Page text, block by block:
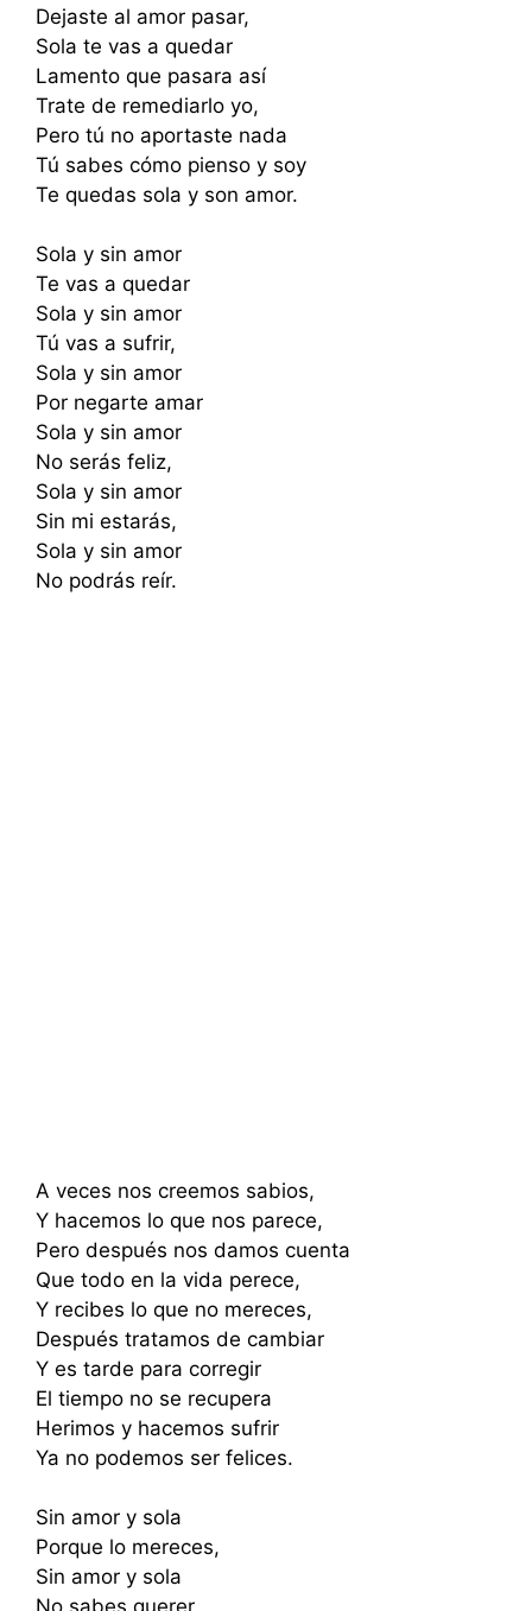
Dejaste al amor pasar,
Sola te vas a quedar
Lamento que pasara así
Trate de remediarlo yo,
Pero tú no aportaste nada
Tú sabes cómo pienso y soy
Te quedas sola y son amor.
Sola y sin amor
Te vas a quedar
Sola y sin amor
Tú vas a sufrir,
Sola y sin amor
Por negarte amar
Sola y sin amor
No serás feliz,
Sola y sin amor
Sin mi estarás,
Sola y sin amor
No podrás reír.
A veces nos creemos sabios,
Y hacemos lo que nos parece,
Pero después nos damos cuenta
Que todo en la vida perece,
Y recibes lo que no mereces,
Después tratamos de cambiar
Y es tarde para corregir
El tiempo no se recupera
Herimos y hacemos sufrir
Ya no podemos ser felices.
Sin amor y sola
Porque lo mereces,
Sin amor y sola
No sabes querer,